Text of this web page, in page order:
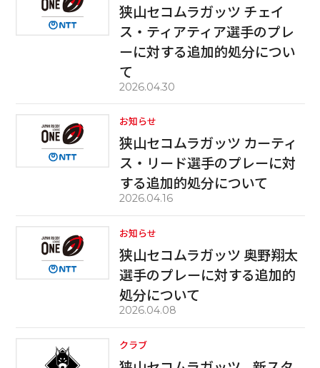
狭山セコムラガッツ チェイ
ス・ティアティア選手のプレ
ーに対する追加的処分につい
て
2026.04.30
お知らせ
狭山セコムラガッツ カーティ
ス・リード選手のプレーに対
する追加的処分について
2026.04.16
お知らせ
狭山セコムラガッツ 奥野翔太
選手のプレーに対する追加的
処分について
2026.04.08
クラブ